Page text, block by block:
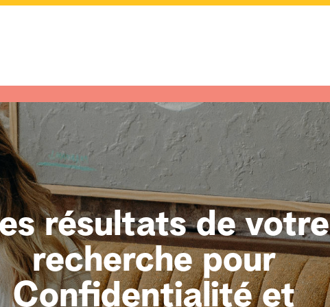
résultats de votre
recherche pour
Confidentialité et